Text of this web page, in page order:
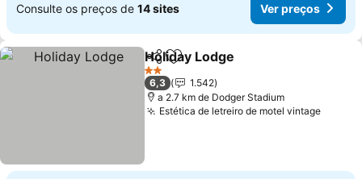
Consulte os preços de 14 sites Ver preços
PartilharAdicionar aos favoritos
Holiday Lodge
2 Estrelas
6,3
1.542
a 2.7 km de Dodger Stadium
Estética de letreiro de motel vintage